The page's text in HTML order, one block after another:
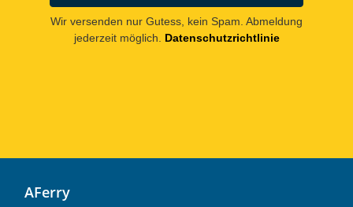
Wir versenden nur Gutess, kein Spam. Abmeldung
jederzeit möglich.
Datenschutzrichtlinie
AFerry